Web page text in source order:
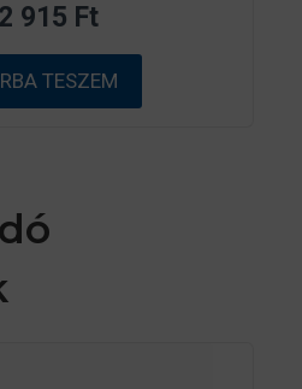
915 Ft
TESZEM